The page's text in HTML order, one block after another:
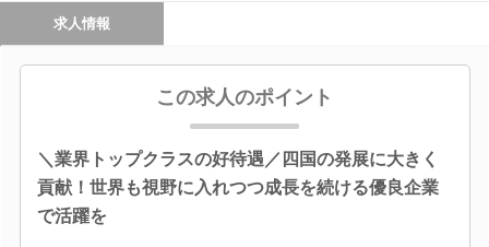
求人情報
この求人のポイント
＼業界トップクラスの好待遇／四国の発展に大きく
貢献！世界も視野に入れつつ成長を続ける優良企業
で活躍を